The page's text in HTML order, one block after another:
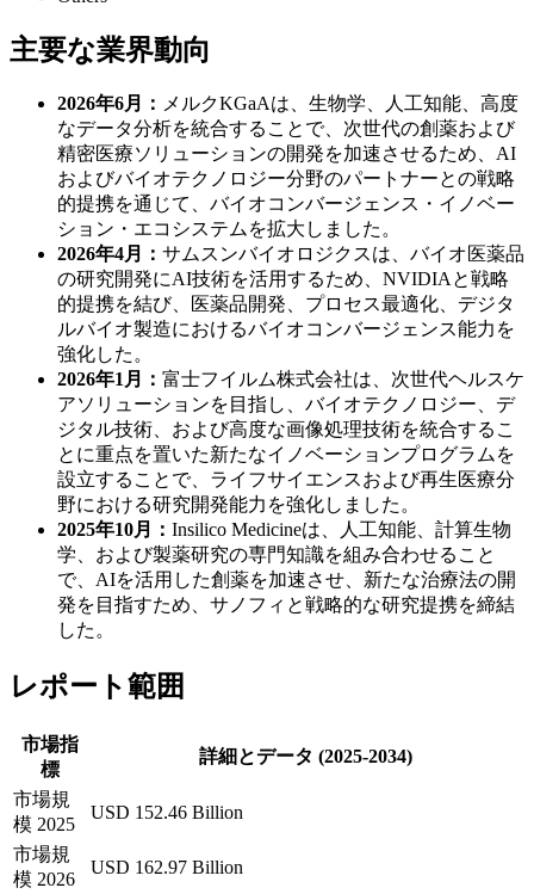
主要な業界動向
2026年6月： メルクKGaAは、生物学、人工知能、高度
なデータ分析を統合することで、次世代の創薬および
精密医療ソリューションの開発を加速させるため、AI
およびバイオテクノロジー分野のパートナーとの戦略
的提携を通じて、バイオコンバージェンス・イノベー
ション・エコシステムを拡大しました。
2026年4月： サムスンバイオロジクスは、バイオ医薬品
の研究開発にAI技術を活用するため、NVIDIAと戦略
的提携を結び、医薬品開発、プロセス最適化、デジタ
ルバイオ製造におけるバイオコンバージェンス能力を
強化した。
2026年1月： 富士フイルム株式会社は、次世代ヘルスケ
アソリューションを目指し、バイオテクノロジー、デ
ジタル技術、および高度な画像処理技術を統合するこ
とに重点を置いた新たなイノベーションプログラムを
設立することで、ライフサイエンスおよび再生医療分
野における研究開発能力を強化しました。
2025年10月： Insilico Medicineは、人工知能、計算生物
学、および製薬研究の専門知識を組み合わせること
で、AIを活用した創薬を加速させ、新たな治療法の開
発を目指すため、サノフィと戦略的な研究提携を締結
した。
レポート範囲
市場指
標
詳細とデータ (2025-2034)
市場規
模 2025
USD 152.46 Billion
市場規
模 2026
USD 162.97 Billion